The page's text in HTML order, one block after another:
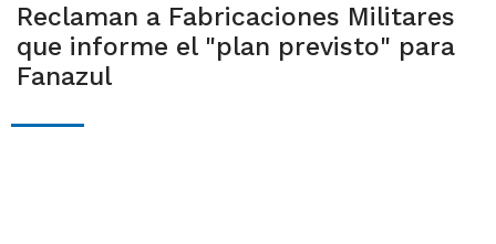
Reclaman a Fabricaciones Militares
que informe el "plan previsto" para
Fanazul